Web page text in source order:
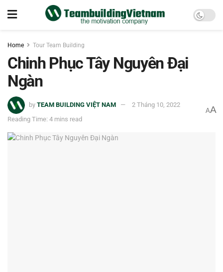
Home Tour Team Building
Chinh Phục Tây Nguyên Đại
Ngàn
by TEAM BUILDING VIỆT NAM
2 Tháng 10, 2022
Reading Time: 4 mins read
AA